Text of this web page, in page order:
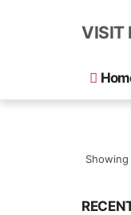
VISIT